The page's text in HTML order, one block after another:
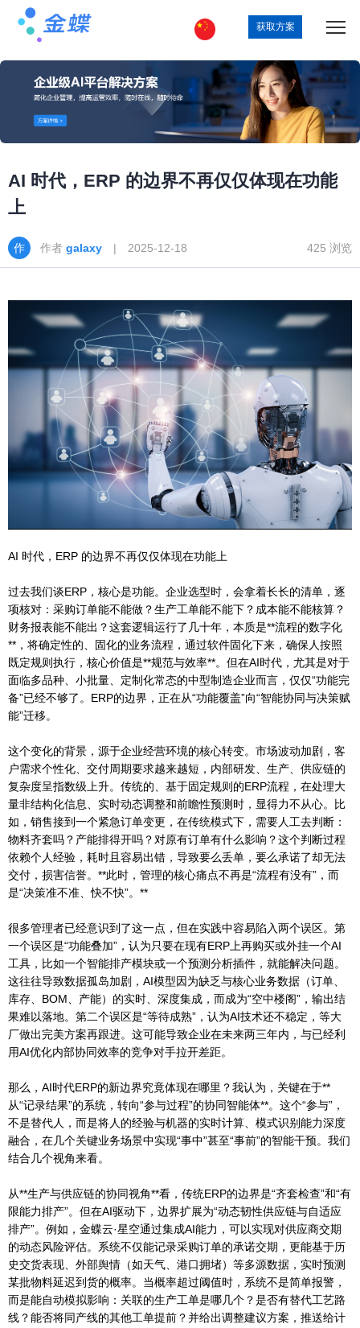
获取方案
AI 时代，ERP 的边界不再仅仅体现在功能
上
作者 galaxy | 2025-12-18 425 浏览
AI 时代，ERP 的边界不再仅仅体现在功能上
过去我们谈ERP，核心是功能。企业选型时，会拿着长长的清单，逐
项核对：采购订单能不能做？生产工单能不能下？成本能不能核算？
财务报表能不能出？这套逻辑运行了几十年，本质是**流程的数字化
**，将确定性的、固化的业务流程，通过软件固化下来，确保人按照
既定规则执行，核心价值是**规范与效率**。但在AI时代，尤其是对于
面临多品种、小批量、定制化常态的中型制造企业而言，仅仅“功能完
备”已经不够了。ERP的边界，正在从“功能覆盖”向“智能协同与决策赋
能”迁移。
这个变化的背景，源于企业经营环境的核心转变。市场波动加剧，客
户需求个性化、交付周期要求越来越短，内部研发、生产、供应链的
复杂度呈指数级上升。传统的、基于固定规则的ERP流程，在处理大
量非结构化信息、实时动态调整和前瞻性预测时，显得力不从心。比
如，销售接到一个紧急订单变更，在传统模式下，需要人工去判断：
物料齐套吗？产能排得开吗？对原有订单有什么影响？这个判断过程
依赖个人经验，耗时且容易出错，导致要么丢单，要么承诺了却无法
交付，损害信誉。**此时，管理的核心痛点不再是“流程有没有”，而
是“决策准不准、快不快”。**
很多管理者已经意识到了这一点，但在实践中容易陷入两个误区。第
一个误区是“功能叠加”，认为只要在现有ERP上再购买或外挂一个AI
工具，比如一个智能排产模块或一个预测分析插件，就能解决问题。
这往往导致数据孤岛加剧，AI模型因为缺乏与核心业务数据（订单、
库存、BOM、产能）的实时、深度集成，而成为“空中楼阁”，输出结
果难以落地。第二个误区是“等待成熟”，认为AI技术还不稳定，等大
厂做出完美方案再跟进。这可能导致企业在未来两三年内，与已经利
用AI优化内部协同效率的竞争对手拉开差距。
那么，AI时代ERP的新边界究竟体现在哪里？我认为，关键在于**
从“记录结果”的系统，转向“参与过程”的协同智能体**。这个“参与”，
不是替代人，而是将人的经验与机器的实时计算、模式识别能力深度
融合，在几个关键业务场景中实现“事中”甚至“事前”的智能干预。我们
结合几个视角来看。
从**生产与供应链的协同视角**看，传统ERP的边界是“齐套检查”和“有
限能力排产”。但在AI驱动下，边界扩展为“动态韧性供应链与自适应
排产”。例如，金蝶云·星空通过集成AI能力，可以实现对供应商交期
的动态风险评估。系统不仅能记录采购订单的承诺交期，更能基于历
史交货表现、外部舆情（如天气、港口拥堵）等多源数据，实时预测
某批物料延迟到货的概率。当概率超过阈值时，系统不是简单报警，
而是能自动模拟影响：关联的生产工单是哪几个？是否有替代工艺路
线？能否将同产线的其他工单提前？并给出调整建议方案，推送给计